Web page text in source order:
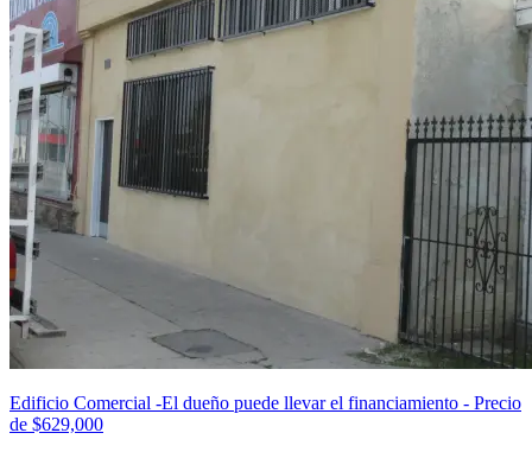
Edificio Comercial -El dueño puede llevar el financiamiento - Precio
de $629,000